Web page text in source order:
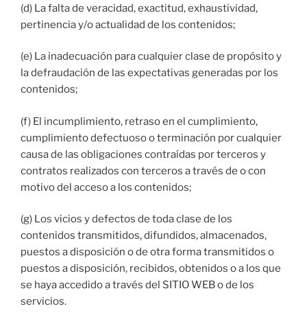
(d) La falta de veracidad, exactitud, exhaustividad,
pertinencia y/o actualidad de los contenidos;
(e) La inadecuación para cualquier clase de propósito y
la defraudación de las expectativas generadas por los
contenidos;
(f) El incumplimiento, retraso en el cumplimiento,
cumplimiento defectuoso o terminación por cualquier
causa de las obligaciones contraídas por terceros y
contratos realizados con terceros a través de o con
motivo del acceso a los contenidos;
(g) Los vicios y defectos de toda clase de los
contenidos transmitidos, difundidos, almacenados,
puestos a disposición o de otra forma transmitidos o
puestos a disposición, recibidos, obtenidos o a los que
se haya accedido a través del SITIO WEB o de los
servicios.